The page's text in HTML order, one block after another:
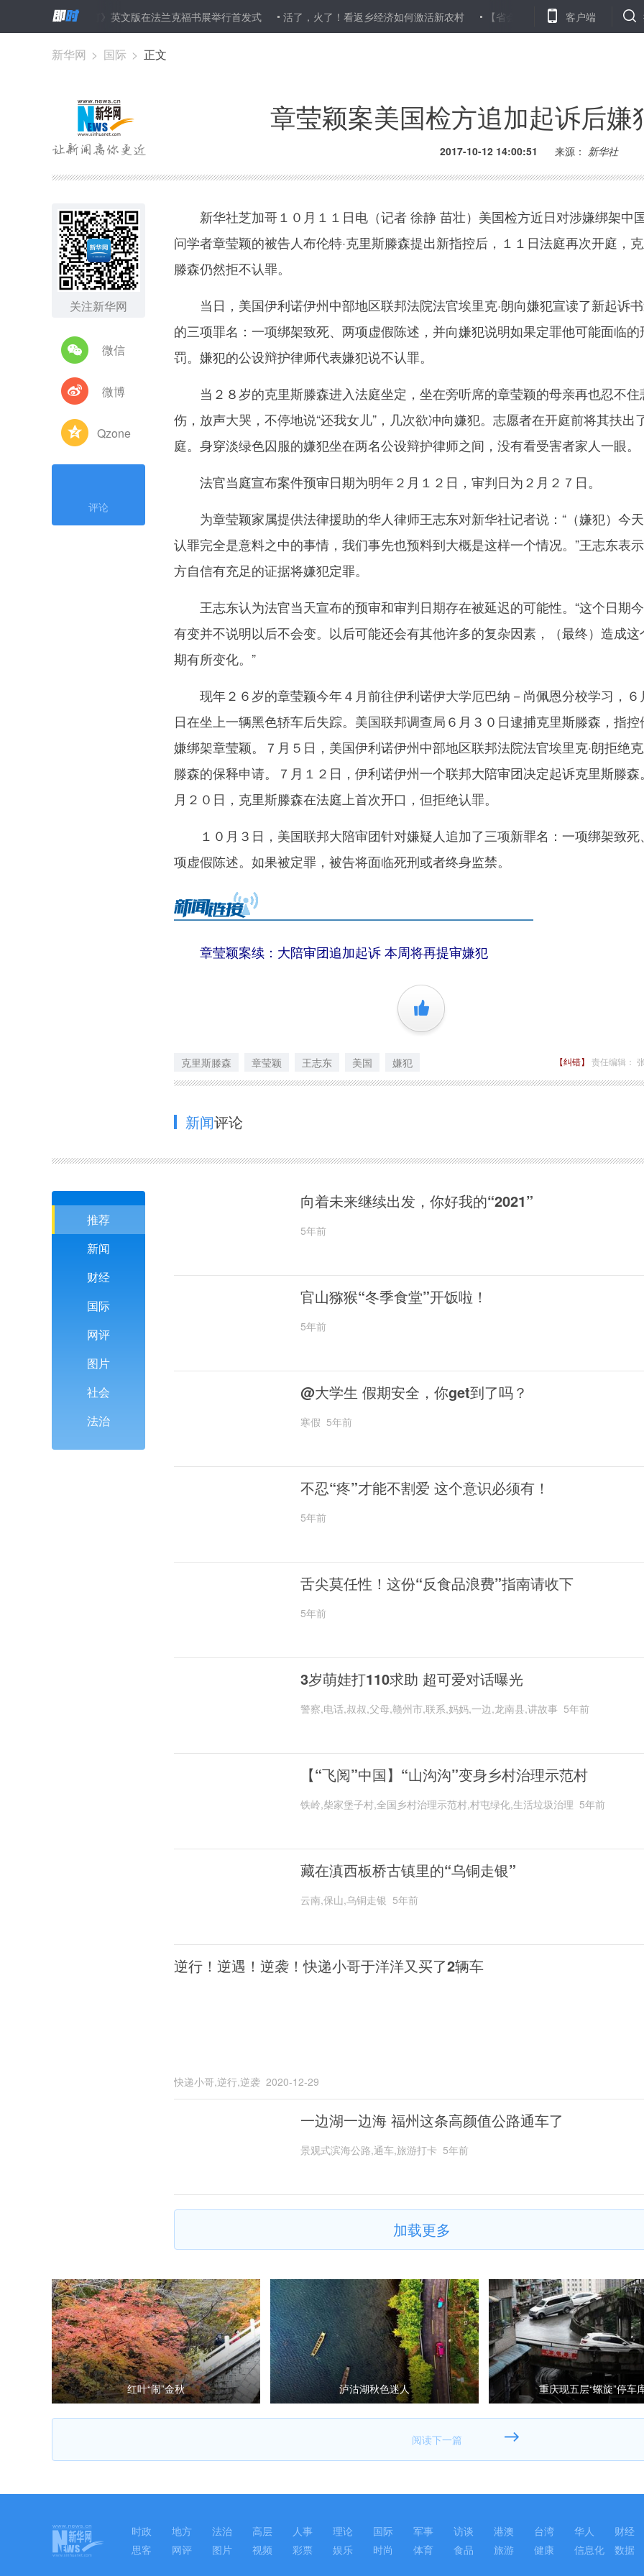
小说《带灯》英文版在法兰克福书展举行首发式 活了，火了！看返乡经济如何激活新农村 【省会观察】昆明，前路已明 武汉:大
客户端
新华网 > 国际 > 正文
章莹颖案美国检方追加起诉后嫌
2017-10-12 14:00:51 来源： 新华社
关注新华网
微信
微博
Qzone
评论
新华社芝加哥１０月１１日电（记者 徐静 苗壮）美国检方近日对涉嫌绑架中
问学者章莹颖的被告人布伦特·克里斯滕森提出新指控后，１１日法庭再次开庭，
滕森仍然拒不认罪。
当日，美国伊利诺伊州中部地区联邦法院法官埃里克·朗向嫌犯宣读了新起诉
的三项罪名：一项绑架致死、两项虚假陈述，并向嫌犯说明如果定罪他可能面临的
罚。嫌犯的公设辩护律师代表嫌犯说不认罪。
当２８岁的克里斯滕森进入法庭坐定，坐在旁听席的章莹颖的母亲再也忍不住
伤，放声大哭，不停地说“还我女儿”，几次欲冲向嫌犯。志愿者在开庭前将其扶出
庭。身穿淡绿色囚服的嫌犯坐在两名公设辩护律师之间，没有看受害者家人一眼。
法官当庭宣布案件预审日期为明年２月１２日，审判日为２月２７日。
为章莹颖家属提供法律援助的华人律师王志东对新华社记者说：“（嫌犯）今
认罪完全是意料之中的事情，我们事先也预料到大概是这样一个情况。”王志东表
方自信有充足的证据将嫌犯定罪。
王志东认为法官当天宣布的预审和审判日期存在被延迟的可能性。“这个日期
有变并不说明以后不会变。以后可能还会有其他许多的复杂因素，（最终）造成这
期有所变化。”
现年２６岁的章莹颖今年４月前往伊利诺伊大学厄巴纳－尚佩恩分校学习，６
日在坐上一辆黑色轿车后失踪。美国联邦调查局６月３０日逮捕克里斯滕森，指控
嫌绑架章莹颖。７月５日，美国伊利诺伊州中部地区联邦法院法官埃里克·朗拒绝
滕森的保释申请。７月１２日，伊利诺伊州一个联邦大陪审团决定起诉克里斯滕森
月２０日，克里斯滕森在法庭上首次开口，但拒绝认罪。
１０月３日，美国联邦大陪审团针对嫌疑人追加了三项新罪名：一项绑架致死
项虚假陈述。如果被定罪，被告将面临死刑或者终身监禁。
章莹颖案续：大陪审团追加起诉 本周将再提审嫌犯
+1
克里斯滕森 章莹颖 王志东 美国 嫌犯 【纠错】 责任编辑：
新闻评论
推荐
新闻
财经
国际
网评
图片
社会
法治
向着未来继续出发，你好我的“2021”
5年前
官山猕猴“冬季食堂”开饭啦！
5年前
@大学生 假期安全，你get到了吗？
寒假 5年前
不忍“疼”才能不割爱 这个意识必须有！
5年前
舌尖莫任性！这份“反食品浪费”指南请收下
5年前
3岁萌娃打110求助 超可爱对话曝光
警察,电话,叔叔,父母,赣州市,联系,妈妈,一边,龙南县,讲故事 5年前
【“飞阅”中国】“山沟沟”变身乡村治理示范村
铁岭,柴家堡子村,全国乡村治理示范村,村屯绿化,生活垃圾治理 5年前
藏在滇西板桥古镇里的“乌铜走银”
云南,保山,乌铜走银 5年前
逆行！逆遇！逆袭！快递小哥于洋洋又买了2辆车
快递小哥,逆行,逆袭 2020-12-29
一边湖一边海 福州这条高颜值公路通车了
景观式滨海公路,通车,旅游打卡 5年前
加载更多
红叶“闹”金秋 泸沽湖秋色迷人 重庆现五层“螺旋”停车
时政 地方 法治 高层 人事 理论 国际 军事 访谈 港澳 台湾 华人
财经
思客
网评 图片 视频 彩票 娱乐 时尚 体育 食品 旅游 健康 信息化 数据